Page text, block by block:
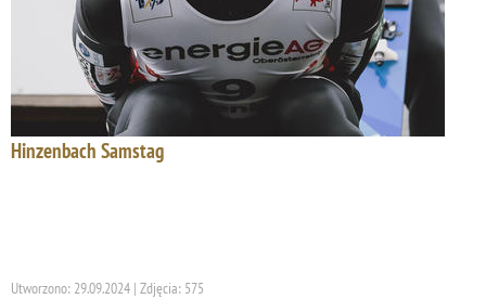
Hinzenbach Samstag
Utworzono: 29.09.2024 | Zdjęcia: 575